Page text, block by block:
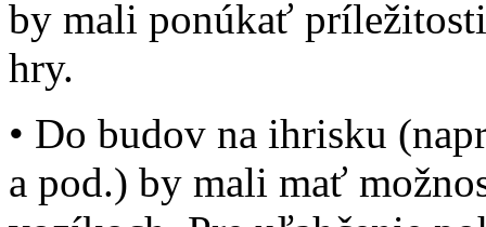
by mali ponúkať
hry.
• Do budov na ihrisku
a pod.) by mali mať